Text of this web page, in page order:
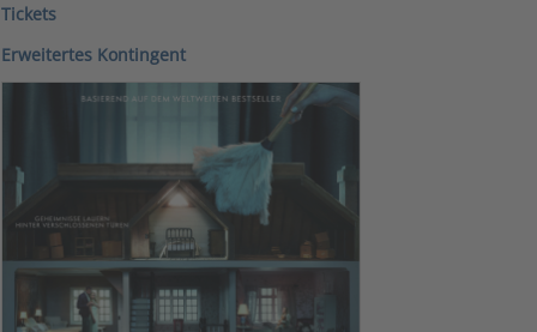
Tickets
Erweitertes Kontingent